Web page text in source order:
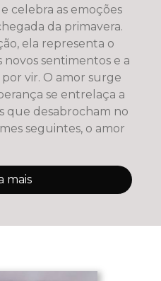
celebra as emoções
da primavera.
ela representa o
sentimentos e a
vir. O amor surge
se entrelaça a
que desabrocham no
mais